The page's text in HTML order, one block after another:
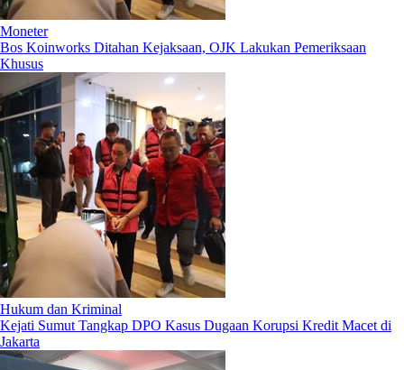
Moneter
Bos Koinworks Ditahan Kejaksaan, OJK Lakukan Pemeriksaan
Khusus
Hukum dan Kriminal
Kejati Sumut Tangkap DPO Kasus Dugaan Korupsi Kredit Macet di
Jakarta